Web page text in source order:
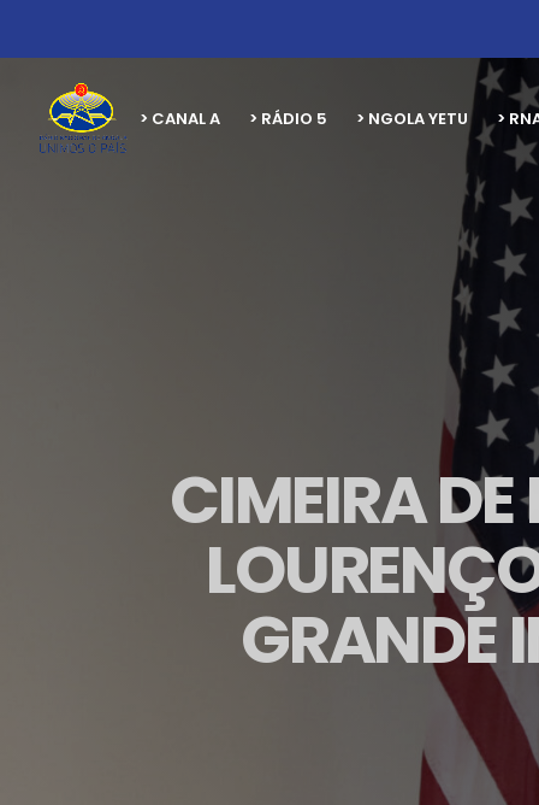
> CANAL A > RÁDIO 5 > NGOLA YETU >
CIMEIRA
GRANDE